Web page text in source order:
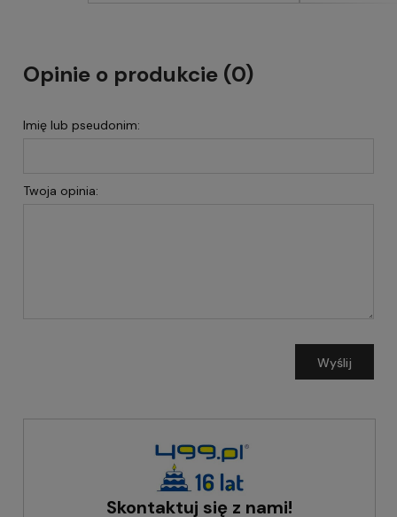
Opinie o produkcie (0)
Imię lub pseudonim:
Twoja opinia:
Wyślij
Skontaktuj się z nami!